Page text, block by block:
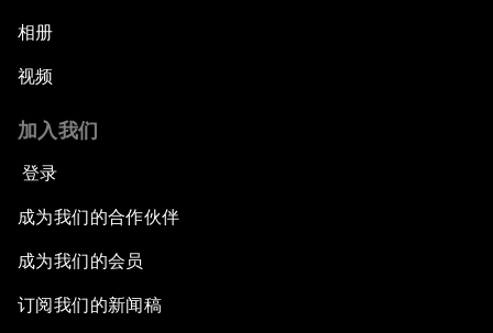
相册
视频
加入我们
登录
成为我们的合作伙伴
成为我们的会员
订阅我们的新闻稿